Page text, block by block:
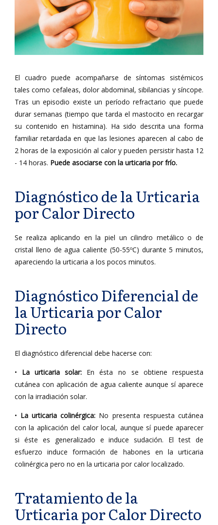
El cuadro puede acompañarse de síntomas sistémicos
tales como cefaleas, dolor abdominal, sibilancias y síncope.
Tras un episodio existe un período refractario que puede
durar semanas (tiempo que tarda el mastocito en recargar
su contenido en histamina). Ha sido descrita una forma
familiar retardada en que las lesiones aparecen al cabo de
2 horas de la exposición al calor y pueden persistir hasta 12
- 14 horas. Puede asociarse con la urticaria por frío.
Diagnóstico de la Urticaria
por Calor Directo
Se realiza aplicando en la piel un cilindro metálico o de
cristal lleno de agua caliente (50-55ºC) durante 5 minutos,
apareciendo la urticaria a los pocos minutos.
Diagnóstico Diferencial de
la Urticaria por Calor
Directo
El diagnóstico diferencial debe hacerse con:
• La urticaria solar: En ésta no se obtiene respuesta
cutánea con aplicación de agua caliente aunque sí aparece
con la irradiación solar.
• La urticaria colinérgica: No presenta respuesta cutánea
con la aplicación del calor local, aunque sí puede aparecer
si éste es generalizado e induce sudación. El test de
esfuerzo induce formación de habones en la urticaria
colinérgica pero no en la urticaria por calor localizado.
Tratamiento de la
Urticaria por Calor Directo